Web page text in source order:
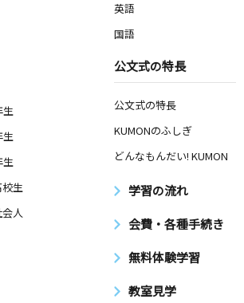
生
生
生
生
人
英語
国語
公文式の特長
公文式の特長
KUMONのふしぎ
どんなもんだい! KUMON
学習の流れ
会費・各種手続き
無料体験学習
教室見学